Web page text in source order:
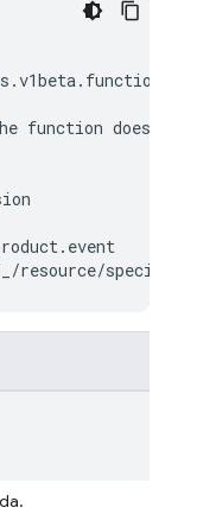
function does.
resource/specifier